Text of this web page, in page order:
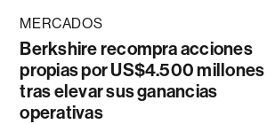
MERCADOS
Berkshire recompra acciones
propias por US$4.500 millones
tras elevar sus ganancias
operativas